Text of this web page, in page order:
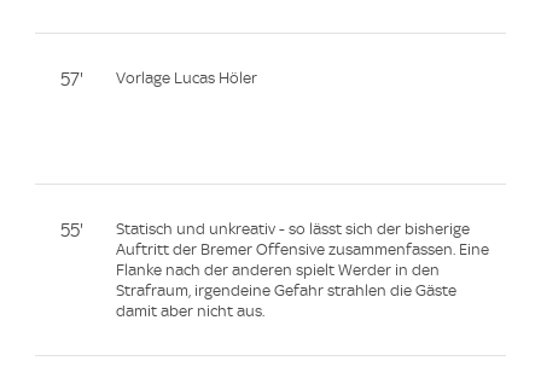
57' Vorlage Lucas Höler
55'
Statisch und unkreativ - so lässt sich der bisherige
Auftritt der Bremer Offensive zusammenfassen. Eine
Flanke nach der anderen spielt Werder in den
Strafraum, irgendeine Gefahr strahlen die Gäste
damit aber nicht aus.